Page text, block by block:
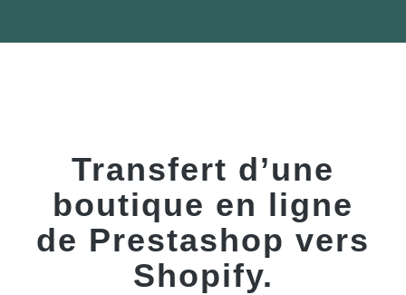
Transfert d’une
boutique en ligne
de Prestashop vers
Shopify.